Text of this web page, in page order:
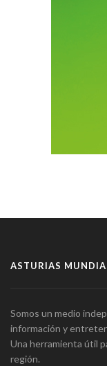
ASTURIAS
Somos un medio
información y
Una herramienta útil
región.